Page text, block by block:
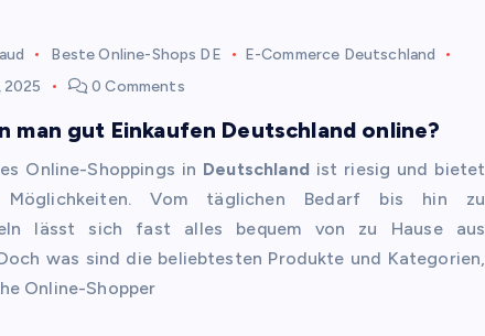
Beste Online-Shops DE
E-Commerce Deutschland
2025
0 Comments
man gut Einkaufen Deutschland online?
Online-Shoppings in Deutschland ist riesig und bietet
Möglichkeiten. Vom täglichen Bedarf bis hin zu
lässt sich fast alles bequem von zu Hause aus
was sind die beliebtesten Produkte und Kategorien,
Online-Shopper